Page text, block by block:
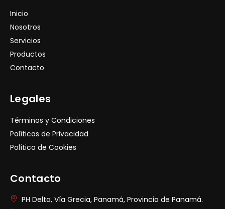
Inicio
Nosotros
Servicios
Productos
Contacto
Legales
Términos y Condiciones
Políticas de Privacidad
Política de Cookies
Contacto
PH Delta, Vía Grecia, Panamá, Provincia de Panamá.